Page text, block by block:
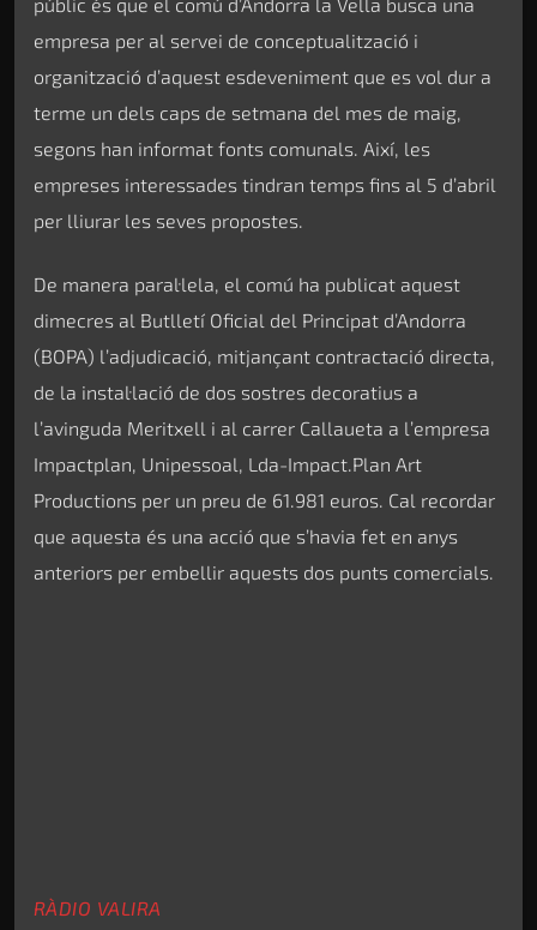
empresa per al servei de conceptualització i
organització d’aquest esdeveniment que es vol dur a
terme un dels caps de setmana del mes de maig,
segons han informat fonts comunals. Així, les
empreses interessades tindran temps fins al 5 d’abril
per lliurar les seves propostes.
De manera paral·lela, el comú ha publicat aquest
dimecres al Butlletí Oficial del Principat d’Andorra
(BOPA) l’adjudicació, mitjançant contractació directa,
de la instal·lació de dos sostres decoratius a
l’avinguda Meritxell i al carrer Callaueta a l’empresa
Impactplan, Unipessoal, Lda-Impact.Plan Art
Productions per un preu de 61.981 euros. Cal recordar
que aquesta és una acció que s’havia fet en anys
anteriors per embellir aquests dos punts comercials.
RÀDIO VALIRA